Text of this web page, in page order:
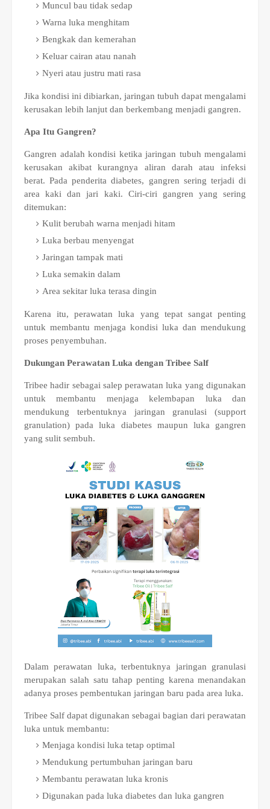
Muncul bau tidak sedap
Warna luka menghitam
Bengkak dan kemerahan
Keluar cairan atau nanah
Nyeri atau justru mati rasa
Jika kondisi ini dibiarkan, jaringan tubuh dapat mengalami
kerusakan lebih lanjut dan berkembang menjadi gangren.
Apa Itu Gangren?
Gangren adalah kondisi ketika jaringan tubuh mengalami
kerusakan akibat kurangnya aliran darah atau infeksi
berat. Pada penderita diabetes, gangren sering terjadi di
area kaki dan jari kaki.
Ciri-ciri gangren yang sering
ditemukan:
Kulit berubah warna menjadi hitam
Luka berbau menyengat
Jaringan tampak mati
Luka semakin dalam
Area sekitar luka terasa dingin
Karena itu, perawatan luka yang tepat sangat penting
untuk membantu menjaga kondisi luka dan mendukung
proses penyembuhan.
Dukungan Perawatan Luka dengan Tribee Salf
Tribee hadir sebagai salep perawatan luka yang digunakan
untuk membantu menjaga kelembapan luka dan
mendukung terbentuknya jaringan granulasi (support
granulation) pada luka diabetes maupun luka gangren
yang sulit sembuh.
Dalam perawatan luka, terbentuknya jaringan granulasi
merupakan salah satu tahap penting karena menandakan
adanya proses pembentukan jaringan baru pada area luka.
Tribee Salf dapat digunakan sebagai bagian dari perawatan
luka untuk membantu:
Menjaga kondisi luka tetap optimal
Mendukung pertumbuhan jaringan baru
Membantu perawatan luka kronis
Digunakan pada luka diabetes dan luka gangren